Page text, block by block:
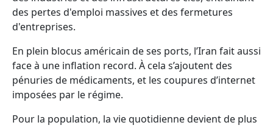
des pertes d'emploi massives et des fermetures
d'entreprises.
En plein blocus américain de ses ports, l’Iran fait aussi
face à une inflation record. À cela s’ajoutent des
pénuries de médicaments, et les coupures d’internet
imposées par le régime.
Pour la population, la vie quotidienne devient de plus